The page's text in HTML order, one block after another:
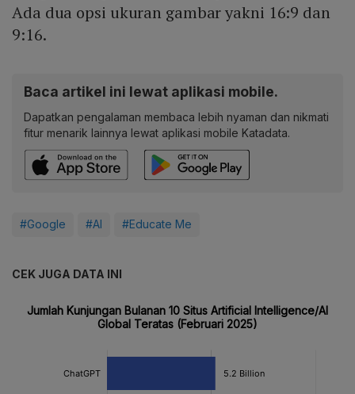
Ada dua opsi ukuran gambar yakni 16:9 dan
9:16.
Baca artikel ini lewat aplikasi mobile.
Dapatkan pengalaman membaca lebih nyaman dan nikmati
fitur menarik lainnya lewat aplikasi mobile Katadata.
#Google #AI #Educate Me
CEK JUGA DATA INI